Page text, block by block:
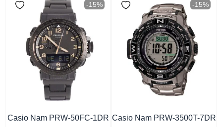
-15%
Casio Nam PRW-50FC-1DR
-15%
Casio Nam PRW-3500T-7DR